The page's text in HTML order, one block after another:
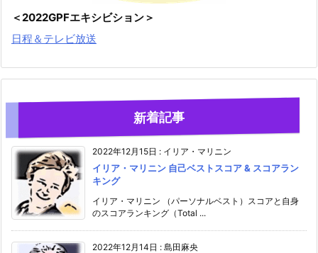
＜2022GPFエキシビション＞
日程＆テレビ放送
新着記事
2022年12月15日 : イリア・マリニン
イリア・マリニン 自己ベストスコア & スコアラン
キング
イリア・マリニン （パーソナルベスト）スコアと自身
のスコアランキング（Total ...
2022年12月14日 : 島田麻央